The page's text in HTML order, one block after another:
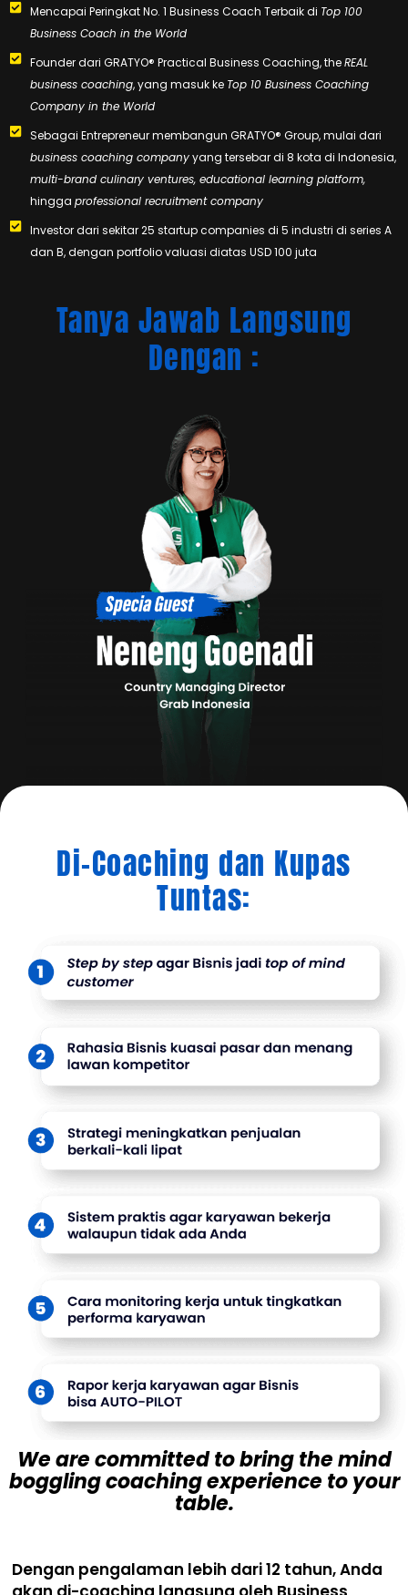
Mencapai Peringkat No. 1 Business Coach Terbaik di Top 100
Business Coach in the World
Founder dari GRATYO® Practical Business Coaching, theREAL
business coaching, yang masuk ke Top 10 Business Coaching
Company in the World
Sebagai Entrepreneur membangun GRATYO® Group, mulai dari
business coaching companyyang tersebar di 8 kota di Indonesia,
multi-brand culinary ventures, educational learning platform,
hingga professional recruitment company
Investor dari sekitar 25 startup companies di 5 industri di series A
dan B, dengan portfolio valuasi diatas USD 100 juta
Tanya Jawab Langsung
Dengan :
Di-Coaching dan Kupas
Tuntas:
We are committed to bring the mind
boggling coaching experience to your
table.
Dengan pengalaman lebih dari 12 tahun, Anda